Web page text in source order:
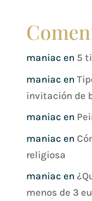
maniac en 5
maniac en
invitación de
maniac en
maniac en
religiosa
maniac en
menos de 3